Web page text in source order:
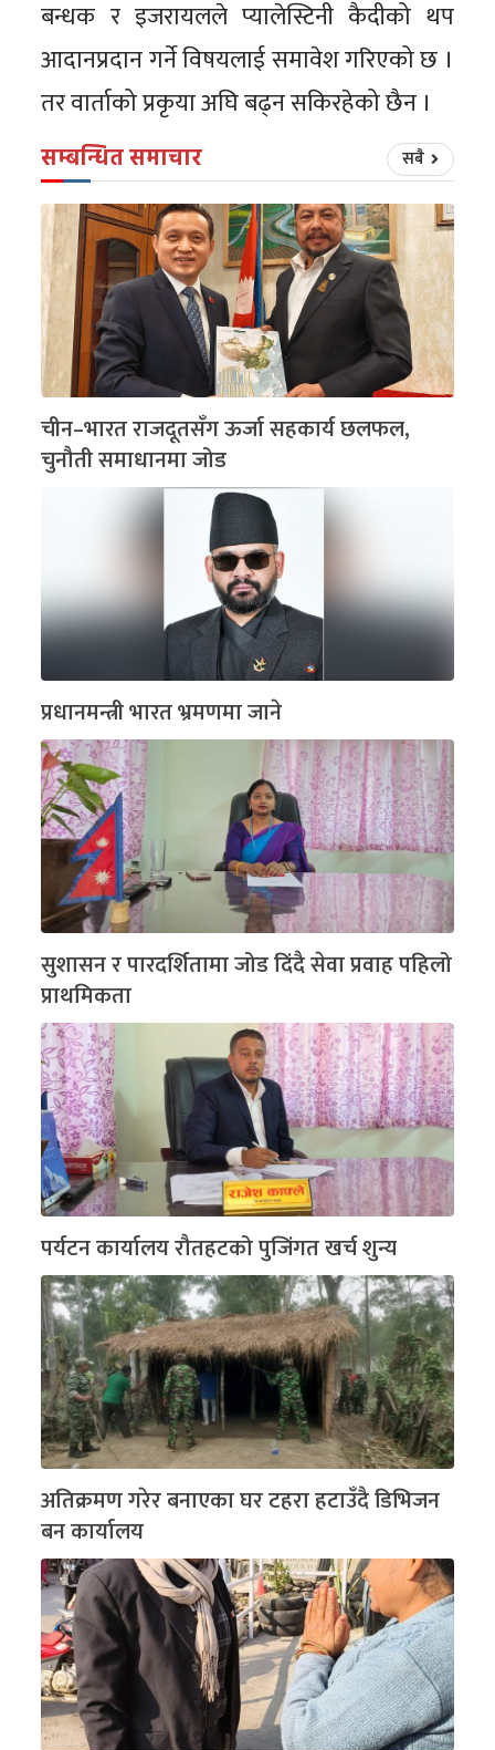
बन्धक र इजरायलले प्यालेस्टिनी कैदीको थप
आदानप्रदान गर्ने विषयलाई समावेश गरिएको छ ।
तर वार्ताको प्रकृया अघि बढ्न सकिरहेको छैन ।
सम्बन्धित समाचार सबै
चीन–भारत राजदूतसँग ऊर्जा सहकार्य छलफल,
चुनौती समाधानमा जोड
प्रधानमन्त्री भारत भ्रमणमा जाने
सुशासन र पारदर्शितामा जोड दिंदै सेवा प्रवाह पहिलो
प्राथमिकता
पर्यटन कार्यालय रौतहटको पुजिंगत खर्च शुन्य
अतिक्रमण गरेर बनाएका घर टहरा हटाउँदै डिभिजन
बन कार्यालय